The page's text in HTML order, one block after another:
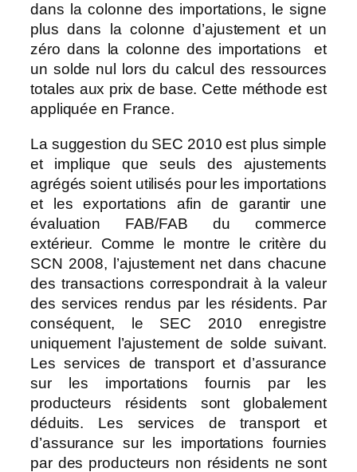
dans la colonne des importations, le signe
plus dans la colonne d’ajustement et un
zéro dans la colonne des importations et
un solde nul lors du calcul des ressources
totales aux prix de base. Cette méthode est
appliquée en France.
La suggestion du SEC 2010 est plus simple
et implique que seuls des ajustements
agrégés soient utilisés pour les importations
et les exportations afin de garantir une
évaluation FAB/FAB du commerce
extérieur. Comme le montre le critère du
SCN 2008, l’ajustement net dans chacune
des transactions correspondrait à la valeur
des services rendus par les résidents. Par
conséquent, le SEC 2010 enregistre
uniquement l’ajustement de solde suivant.
Les services de transport et d’assurance
sur les importations fournis par les
producteurs résidents sont globalement
déduits. Les services de transport et
d’assurance sur les importations fournies
par des producteurs non résidents ne sont